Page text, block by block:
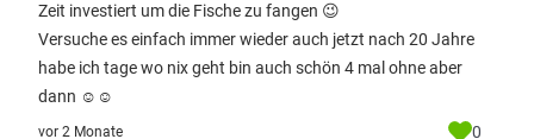
Zeit investiert um die Fische zu fangen 😉
Versuche es einfach immer wieder auch jetzt nach 20 Jahre
habe ich tage wo nix geht bin auch schön 4 mal ohne aber
dann ☺️☺️
vor 2 Monate 0